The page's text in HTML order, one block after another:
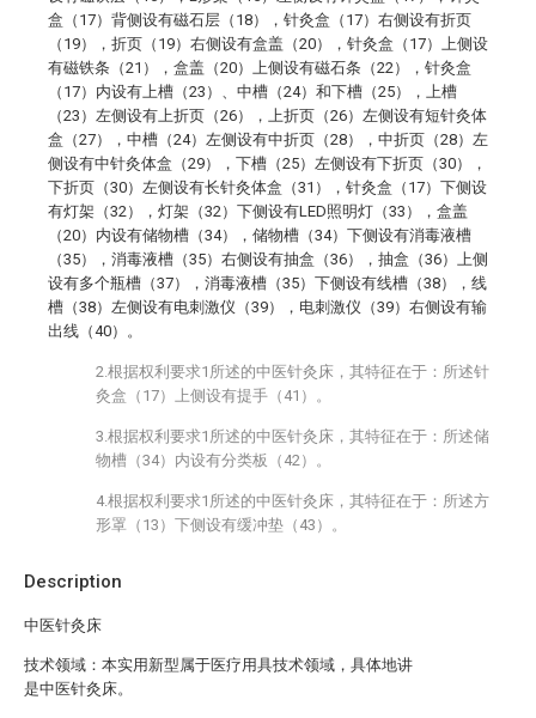
Description
中医针灸床
技术领域：本实用新型属于医疗用具技术领域，具体地讲
是中医针灸床。
盒（17）背侧设有磁石层（18），针灸盒（17）右侧设有折页
（19），折页（19）右侧设有盒盖（20），针灸盒（17）上侧设
有磁铁条（21），盒盖（20）上侧设有磁石条（22），针灸盒
（17）内设有上槽（23）、中槽（24）和下槽（25），上槽
（23）左侧设有上折页（26），上折页（26）左侧设有短针灸体
盒（27），中槽（24）左侧设有中折页（28），中折页（28）左
侧设有中针灸体盒（29），下槽（25）左侧设有下折页（30），
下折页（30）左侧设有长针灸体盒（31），针灸盒（17）下侧设
有灯架（32），灯架（32）下侧设有LED照明灯（33），盒盖
（20）内设有储物槽（34），储物槽（34）下侧设有消毒液槽
（35），消毒液槽（35）右侧设有抽盒（36），抽盒（36）上侧
设有多个瓶槽（37），消毒液槽（35）下侧设有线槽（38），线
槽（38）左侧设有电刺激仪（39），电刺激仪（39）右侧设有输
出线（40）。
2.根据权利要求1所述的中医针灸床，其特征在于：所述针
灸盒（17）上侧设有提手（41）。
3.根据权利要求1所述的中医针灸床，其特征在于：所述储
物槽（34）内设有分类板（42）。
4.根据权利要求1所述的中医针灸床，其特征在于：所述方
形罩（13）下侧设有缓冲垫（43）。